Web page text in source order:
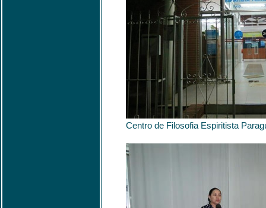
Centro de Filosofia Espiritista